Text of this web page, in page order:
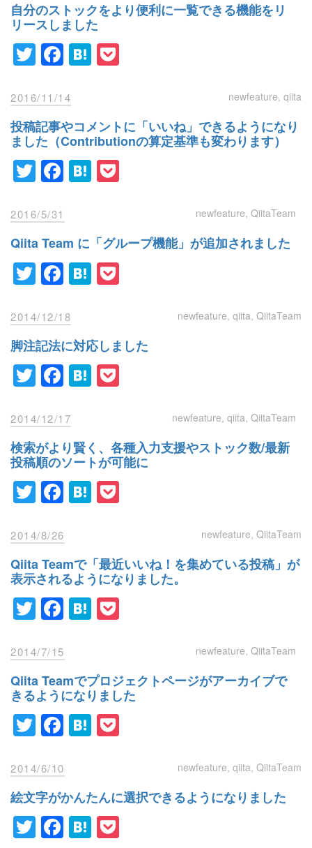
自分のストックをより便利に一覧できる機能をリ
リースしました
Twitter
Facebook
Hatena
2016/11/14 newfeature qiita
投稿記事やコメントに「いいね」できるようになり
ました（Contributionの算定基準も変わります）
Twitter
Facebook
Hatena
2016/5/31 newfeature QiitaTeam
Qiita Team に「グループ機能」が追加されました
Twitter
Facebook
Hatena
2014/12/18 newfeature qiita QiitaTeam
脚注記法に対応しました
Twitter
Facebook
Hatena
2014/12/17 newfeature qiita QiitaTeam
検索がより賢く、各種入力支援やストック数/最新
投稿順のソートが可能に
Twitter
Facebook
Hatena
2014/8/26 newfeature QiitaTeam
Qiita Teamで「最近いいね！を集めている投稿」が
表示されるようになりました。
Twitter
Facebook
Hatena
2014/7/15 newfeature QiitaTeam
Qiita Teamでプロジェクトページがアーカイブで
きるようになりました
Twitter
Facebook
Hatena
2014/6/10 newfeature qiita QiitaTeam
絵文字がかんたんに選択できるようになりました
Twitter
Facebook
Hatena